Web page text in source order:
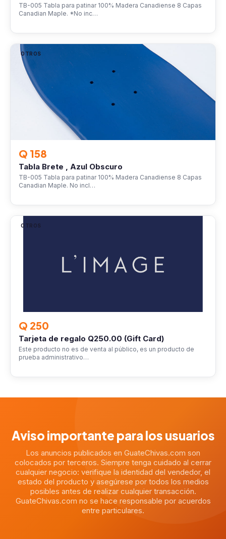
TB-005 Tabla para patinar 100% Madera Canadiense 8 Capas
Canadian Maple. *No inc…
OTROS
Q 158
Tabla Brete , Azul Obscuro
TB-005 Tabla para patinar 100% Madera Canadiense 8 Capas
Canadian Maple. No incl…
OTROS
Q 250
Tarjeta de regalo Q250.00 (Gift Card)
Este producto no es de venta al público, es un producto de
prueba administrativo…
Aviso importante para los usuarios
Los anuncios publicados en GuateChivas.com son
colocados por terceros. Siempre tenga cuidado al cerrar
cualquier negocio: verifique la identidad del vendedor, el
estado del producto y asegúrese por todos los medios
posibles antes de realizar cualquier transacción.
GuateChivas.com no se hace responsable por acuerdos
entre particulares.